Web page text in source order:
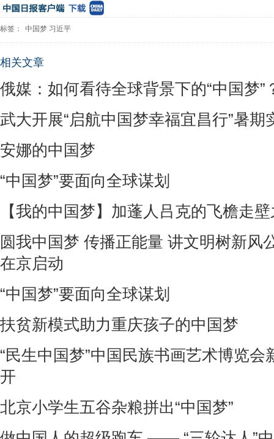
标签： 中国梦 习近平
相关文章
俄媒：如何看待全球背景下的“中国梦”
武大开展“启航中国梦幸福宜昌行”暑期
安娜的中国梦
“中国梦”要面向全球谋划
【我的中国梦】加蓬人吕克的飞檐走
圆我中国梦 传播正能量 讲文明树新风
在京启动
“中国梦”要面向全球谋划
扶贫新模式助力重庆孩子的中国梦
“民生中国梦”中国民族书画艺术博览会
开
北京小学生五谷杂粮拼出“中国梦”